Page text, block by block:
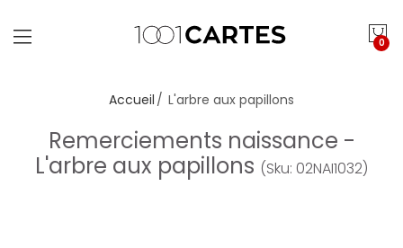
0
Accueil L'arbre aux papillons
Remerciements naissance -
L'arbre aux papillons (Sku: 02NAI1032)